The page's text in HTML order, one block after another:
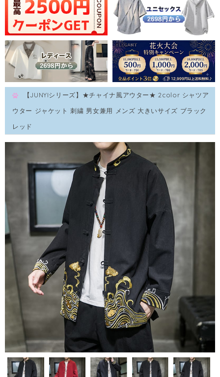
【JUNYIシリーズ】★チャイナ風アウター★ 2color シャツア
ウター ジャケット 刺繍 男女兼用 メンズ 大きいサイズ ブラック
レッド